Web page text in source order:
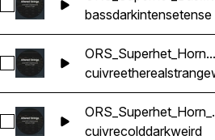
Sélectionnez
bassdarkintensetense
Sélectionnez
cuivreetherealstrange
Sélectionnez
cuivrecolddarkweird